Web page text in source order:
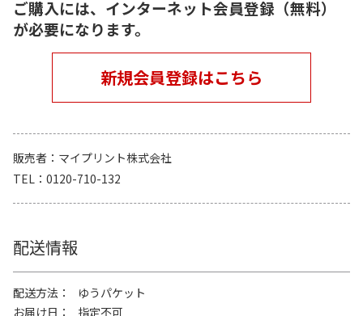
ご購入には、インターネット会員登録（無料）
が必要になります。
新規会員登録はこちら
販売者
マイプリント株式会社
TEL
0120-710-132
配送情報
配送方法
ゆうパケット
お届け日
指定不可